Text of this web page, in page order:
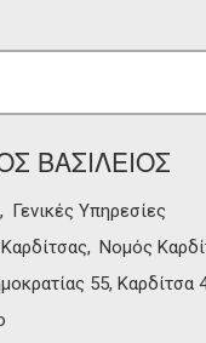
ΒΑΣΙΛΕΙΟΣ
Γενικές Υπηρεσίες
Νομός
55, Καρδίτσα